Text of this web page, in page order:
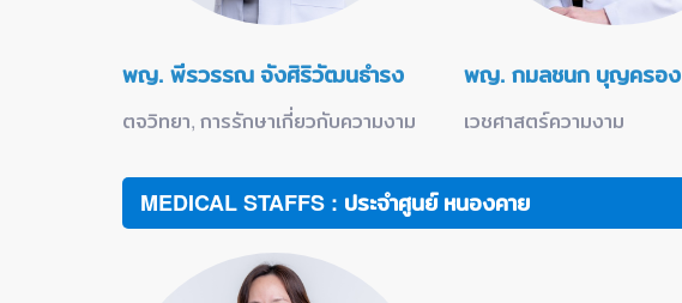
พญ. พีรวรรณ จังศิริวัฒนธำรง
ตจวิทยา, การรักษาเกี่ยวกับความงาม
พญ. กมลชนก บุญครอง
เวชศาสตร์ความงาม
MEDICAL STAFFS : ประจำศูนย์ หนองคาย